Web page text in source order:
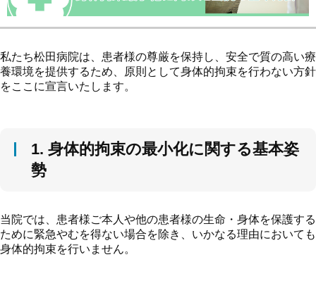
私たち松田病院は、患者様の尊厳を保持し、安全で質の高い療
養環境を提供するため、原則として身体的拘束を行わない方針
をここに宣言いたします。
1. 身体的拘束の最小化に関する基本姿
勢
当院では、患者様ご本人や他の患者様の生命・身体を保護する
ために緊急やむを得ない場合を除き、いかなる理由においても
身体的拘束を行いません。